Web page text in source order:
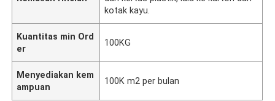
kotak kayu.
Kuantitas min Ord
er
100KG
Menyediakan kem
ampuan
100K m2 per bulan